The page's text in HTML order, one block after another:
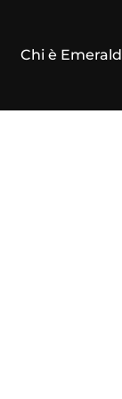
Chi è